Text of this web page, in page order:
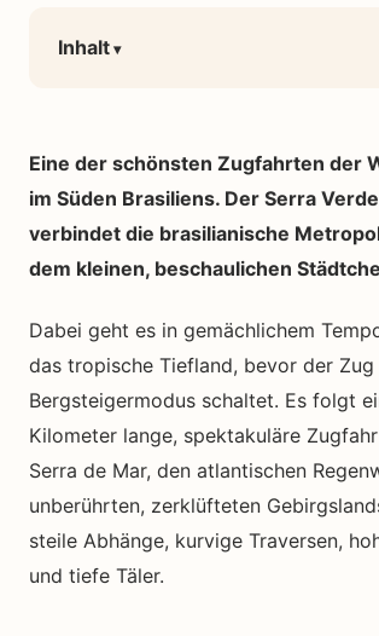
Inhalt
Eine der schönsten Zugfahrten der
im Süden Brasiliens. Der Serra
verbindet die brasilianische
dem kleinen, beschaulichen
Dabei geht es in gemächlichem
das tropische Tiefland, bevor der Zug
Bergsteigermodus schaltet. Es folgt
Kilometer lange, spektakuläre
Serra de Mar, den atlantischen
unberührten, zerklüfteten
steile Abhänge, kurvige Traversen,
und tiefe Täler.